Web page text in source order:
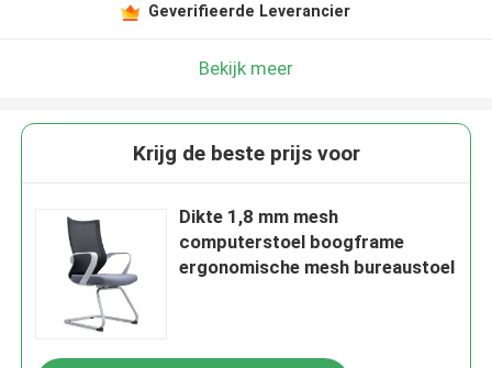
Geverifieerde Leverancier
Bekijk meer
Krijg de beste prijs voor
Dikte 1,8 mm mesh
computerstoel boogframe
ergonomische mesh bureaustoel